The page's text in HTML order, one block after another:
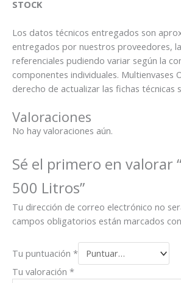
STOCK
Los datos técnicos entregados son
entregados por nuestros proveedores,
referenciales pudiendo variar según la
componentes individuales. Multienvases
derecho de actualizar las fichas técnicas
Valoraciones
No hay valoraciones aún.
Sé el primero en valorar
500 Litros”
Tu dirección de correo electrónico no
campos obligatorios están marcados con
Tu puntuación *
Tu valoración *